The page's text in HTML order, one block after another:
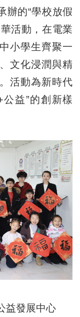
辦的“學校放假
活動，在電業
小學生齊聚一
文化浸潤與精
活動為新時代
益”的創新樣
益發展中心